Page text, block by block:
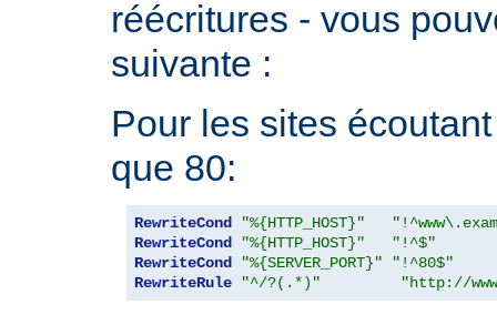
réécritures - vous
suivante :
Pour les sites
que 80:
RewriteCond "%{HTTP_HOST}"
RewriteCond
"%{HTTP_HOST}"
"!^$"
RewriteCond
"%{SERVER_PORT}"
"!^80$"
RewriteRule
"^/?(.*)" "http://